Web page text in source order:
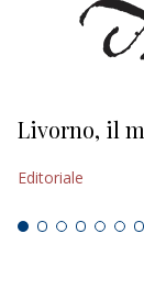
Livorno, il
Editoriale